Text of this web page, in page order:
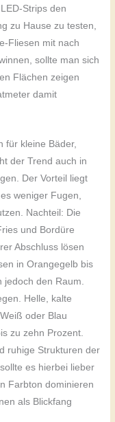
Strips den
zu Hause zu testen,
Fliesen mit nach
sollte man sich
Flächen zeigen
damit
für kleine Bäder,
der Trend auch in
Der Vorteil liegt
weniger Fugen,
Nachteil: Die
und Bordüre
Abschluss lösen
in Orangegelb bis
den Raum.
Helle, kalte
oder Blau
zu zehn Prozent.
ruhige Strukturen der
es hierbei lieber
Farbton dominieren
als Blickfang